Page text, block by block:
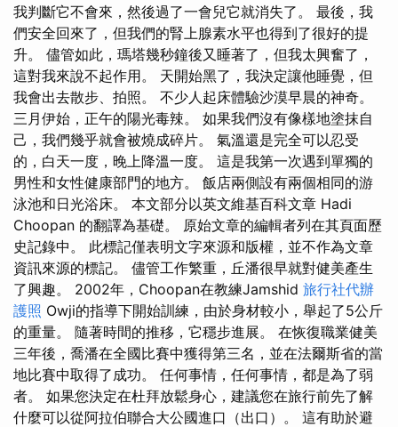
我判斷它不會來，然後過了一會兒它就消失了。 最後，我
們安全回來了，但我們的腎上腺素水平也得到了很好的提
升。 儘管如此，瑪塔幾秒鐘後又睡著了，但我太興奮了，
這對我來說不起作用。 天開始黑了，我決定讓他睡覺，但
我會出去散步、拍照。 不少人起床體驗沙漠早晨的神奇。
三月伊始，正午的陽光毒辣。 如果我們沒有像樣地塗抹自
己，我們幾乎就會被燒成碎片。 氣溫還是完全可以忍受
的，白天一度，晚上降溫一度。 這是我第一次遇到單獨的
男性和女性健康部門的地方。 飯店兩側設有兩個相同的游
泳池和日光浴床。 本文部分以英文維基百科文章 Hadi
Choopan 的翻譯為基礎。 原始文章的編輯者列在其頁面歷
史記錄中。 此標記僅表明文字來源和版權，並不作為文章
資訊來源的標記。 儘管工作繁重，丘潘很早就對健美產生
了興趣。 2002年，Choopan在教練Jamshid 旅行社代辦
護照 Owji的指導下開始訓練，由於身材較小，舉起了5公斤
的重量。 隨著時間的推移，它穩步進展。 在恢復職業健美
三年後，喬潘在全國比賽中獲得第三名，並在法爾斯省的當
地比賽中取得了成功。 任何事情，任何事情，都是為了弱
者。 如果您決定在杜拜放鬆身心，建議您在旅行前先了解
什麼可以從阿拉伯聯合大公國進口（出口）。 這有助於避